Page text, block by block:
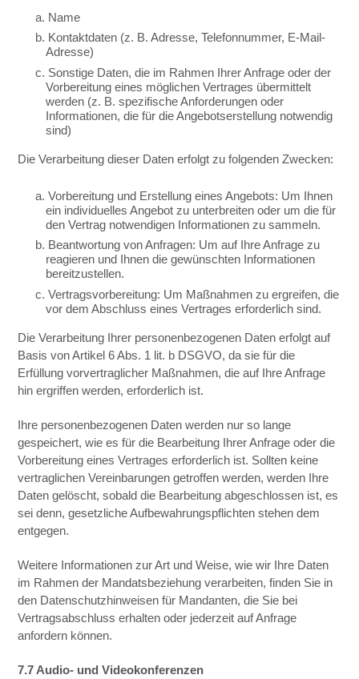
a. Name
b. Kontaktdaten (z. B. Adresse, Telefonnummer, E-Mail-
Adresse)
c. Sonstige Daten, die im Rahmen Ihrer Anfrage oder der
Vorbereitung eines möglichen Vertrages übermittelt
werden (z. B. spezifische Anforderungen oder
Informationen, die für die Angebotserstellung notwendig
sind)
Die Verarbeitung dieser Daten erfolgt zu folgenden Zwecken:
a. Vorbereitung und Erstellung eines Angebots: Um Ihnen
ein individuelles Angebot zu unterbreiten oder um die für
den Vertrag notwendigen Informationen zu sammeln.
b. Beantwortung von Anfragen: Um auf Ihre Anfrage zu
reagieren und Ihnen die gewünschten Informationen
bereitzustellen.
c. Vertragsvorbereitung: Um Maßnahmen zu ergreifen, die
vor dem Abschluss eines Vertrages erforderlich sind.
Die Verarbeitung Ihrer personenbezogenen Daten erfolgt auf
Basis von Artikel 6 Abs. 1 lit. b DSGVO, da sie für die
Erfüllung vorvertraglicher Maßnahmen, die auf Ihre Anfrage
hin ergriffen werden, erforderlich ist.
Ihre personenbezogenen Daten werden nur so lange
gespeichert, wie es für die Bearbeitung Ihrer Anfrage oder die
Vorbereitung eines Vertrages erforderlich ist. Sollten keine
vertraglichen Vereinbarungen getroffen werden, werden Ihre
Daten gelöscht, sobald die Bearbeitung abgeschlossen ist, es
sei denn, gesetzliche Aufbewahrungspflichten stehen dem
entgegen.
Weitere Informationen zur Art und Weise, wie wir Ihre Daten
im Rahmen der Mandatsbeziehung verarbeiten, finden Sie in
den Datenschutzhinweisen für Mandanten, die Sie bei
Vertragsabschluss erhalten oder jederzeit auf Anfrage
anfordern können.
7.7 Audio- und Videokonferenzen